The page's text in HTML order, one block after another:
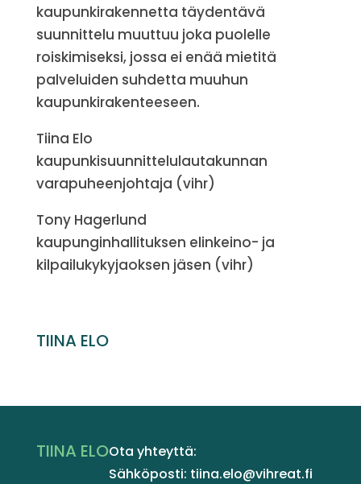
kaupunkirakennetta täydentävä
suunnittelu muuttuu joka puolelle
roiskimiseksi, jossa ei enää mietitä
palveluiden suhdetta muuhun
kaupunkirakenteeseen.
Tiina Elo
kaupunkisuunnittelulautakunnan
varapuheenjohtaja (vihr)
Tony Hagerlund
kaupunginhallituksen elinkeino- ja
kilpailukykyjaoksen jäsen (vihr)
TIINA ELO
TIINA ELOOta yhteyttä:
Sähköposti: tiina.elo@vihreat.fi